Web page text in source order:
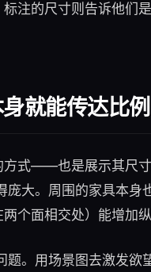
标注的尺寸则告诉他
就能传达比例
方式——也是展示其尺
大。周围的家具本身
个面相交处）能增加
。用场景图去激发欲